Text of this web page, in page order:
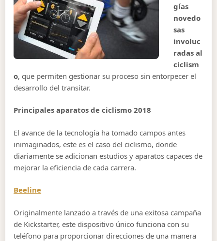
gías
novedo
sas
involuc
radas al
ciclism
o, que permiten gestionar su proceso sin entorpecer el
desarrollo del transitar.
Principales aparatos de ciclismo 2018
El avance de la tecnología ha tomado campos antes
inimaginados, este es el caso del ciclismo, donde
diariamente se adicionan estudios y aparatos capaces de
mejorar la eficiencia de cada carrera.
Beeline
Originalmente lanzado a través de una exitosa campaña
de Kickstarter, este dispositivo único funciona con su
teléfono para proporcionar direcciones de una manera